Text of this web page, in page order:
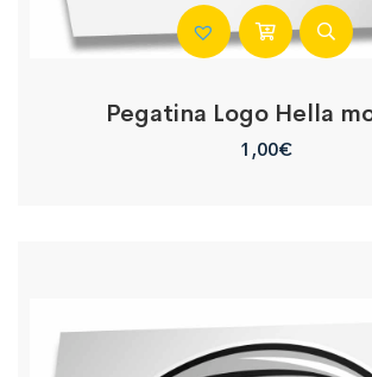
Pegatina Logo Hella
1,00€